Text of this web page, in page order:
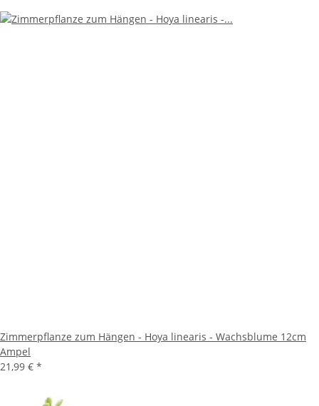
Zimmerpflanze zum Hängen - Hoya linearis - Wachsblume 12cm
Ampel
21,99 € *